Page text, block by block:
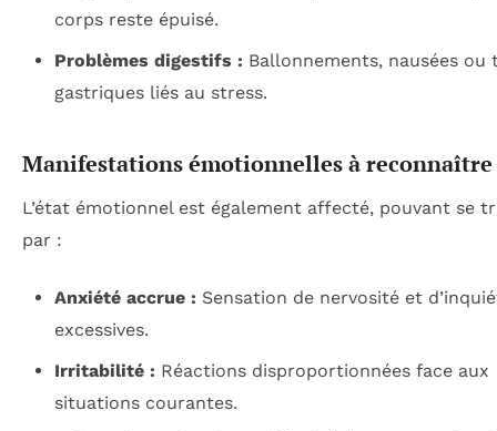
corps reste épuisé.
Problèmes digestifs : Ballonnements, nausées ou
gastriques liés au stress.
Manifestations émotionnelles à reconnaître
L’état émotionnel est également affecté, pouvant se
par :
Anxiété accrue : Sensation de nervosité et
excessives.
Irritabilité : Réactions disproportionnées face aux
situations courantes.